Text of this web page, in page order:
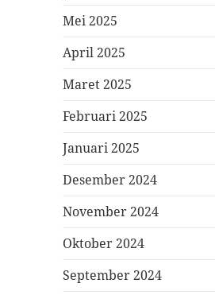
Mei 2025
April 2025
Maret 2025
Februari 2025
Januari 2025
Desember 2024
November 2024
Oktober 2024
September 2024